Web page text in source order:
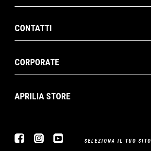
CONTATTI
CORPORATE
APRILIA STORE
FacebookInstagramYoutubeSELEZIONA IL TUO